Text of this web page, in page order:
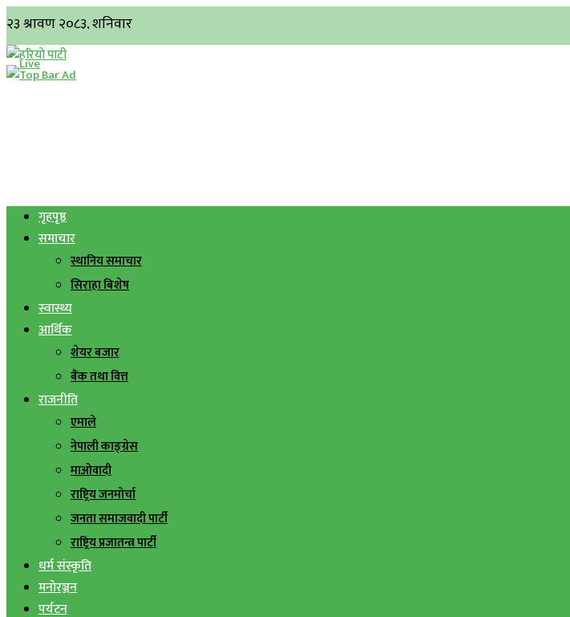
गृहपृष्ठ
समाचार
स्थानिय समाचार
सिराहा बिशेष
स्वास्थ्य
आर्थिक
शेयर बजार
बैंक तथा वित्त
राजनीति
एमाले
नेपाली काङ्ग्रेस
माओवादी
राष्ट्रिय जनमोर्चा
जनता समाजवादी पार्टी
राष्ट्रिय प्रजातन्त्र पार्टी
धर्म संस्कृति
मनोरञ्जन
पर्यटन